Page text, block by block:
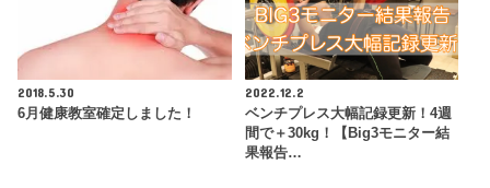
2018.5.30
6月健康教室確定しました！
2022.12.2
ベンチプレス大幅記録更新！4週
間で＋30kg！【Big3モニター結
果報告…